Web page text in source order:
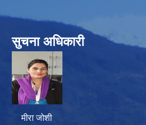
सुचना अधिकारी
मीरा जोशी